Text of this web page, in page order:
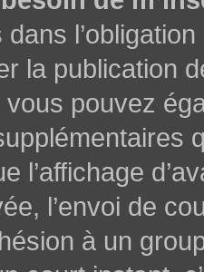
dans
la publication
pouvez
l’affichage
l’envoi de
à un